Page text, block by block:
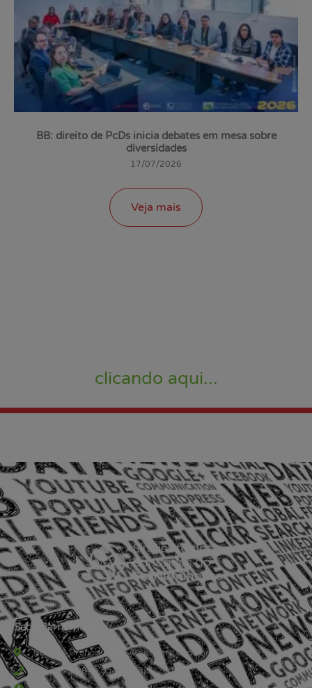
BB: direito de PcDs inicia debates em mesa sobre
diversidades
17/07/2026
Veja mais
clicando aqui...
Sede Barra Mansa
Rua Rio Branco, nº107 (2º andar), Centro - Cep: 27.330-030
(24) 3323-2848 ou (24) 3323-2500